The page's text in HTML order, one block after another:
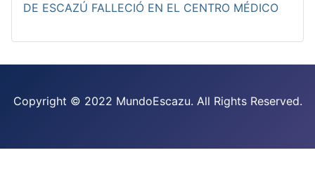
DE ESCAZÚ FALLECIÓ EN EL CENTRO MÉDICO
Copyright © 2022 MundoEscazu. All Rights Reserved.